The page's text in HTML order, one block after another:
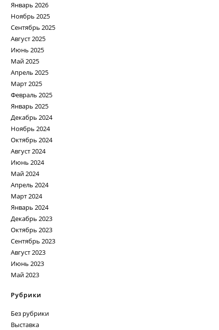
Январь 2026
Ноябрь 2025
Сентябрь 2025
Август 2025
Июнь 2025
Май 2025
Апрель 2025
Март 2025
Февраль 2025
Январь 2025
Декабрь 2024
Ноябрь 2024
Октябрь 2024
Август 2024
Июнь 2024
Май 2024
Апрель 2024
Март 2024
Январь 2024
Декабрь 2023
Октябрь 2023
Сентябрь 2023
Август 2023
Июнь 2023
Май 2023
Рубрики
Без рубрики
Выставка